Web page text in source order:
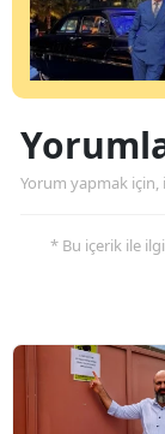
Yorum yapmak için,
* Bu içerik ile